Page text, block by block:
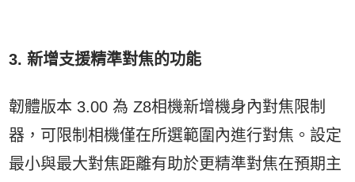
3. 新增支援精準對焦的功能
韌體版本 3.00 為 Z8相機新增機身內對焦限制
器，可限制相機僅在所選範圍內進行對焦。設定
最小與最大對焦距離有助於更精準對焦在預期主